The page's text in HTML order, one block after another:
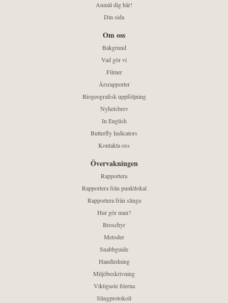
Anmäl dig här!
Din sida
Om oss
Bakgrund
Vad gör vi
Filmer
Årsrapporter
Biogeografisk uppföljning
Nyhetsbrev
In English
Butterfly Indicators
Kontakta oss
Övervakningen
Rapportera
Rapportera från punktlokal
Rapportera från slinga
Hur gör man?
Broschyr
Metoder
Snabbguide
Handledning
Miljöbeskrivning
Viktigaste filerna
Slingprotokoll